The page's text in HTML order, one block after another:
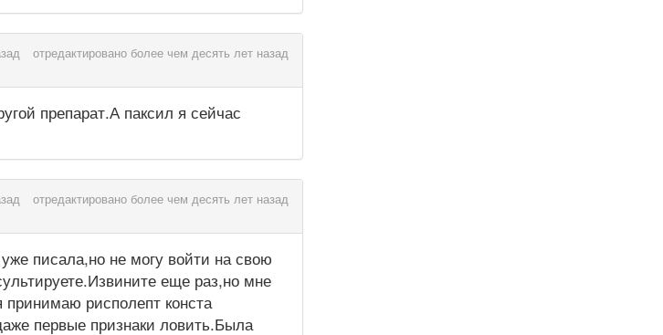
отредактировано более чем десять лет назад
препарат.А паксил я сейчас
отредактировано более чем десять лет назад
писала,но не могу войти на свою
еще раз,но мне
принимаю рисполепт конста
первые признаки ловить.Была